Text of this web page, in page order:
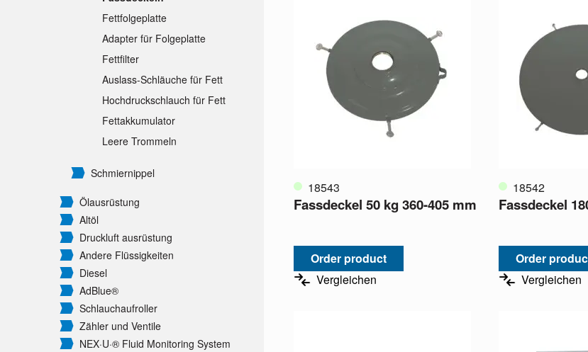
Fettfolgeplatte
Adapter für Folgeplatte
Fettfilter
Auslass-Schläuche für Fett
Hochdruckschlauch für Fett
Fettakkumulator
Leere Trommeln
Schmiernippel
Ölausrüstung
Altöl
Druckluft ausrüstung
Andere Flüssigkeiten
Diesel
AdBlue®
Schlauchaufroller
Zähler und Ventile
NEX·U·® Fluid Monitoring System
18543
Fassdeckel 50 kg 360-405 mm
Order product
Vergleichen
18542
Fassdeckel
Order
Vergleichen